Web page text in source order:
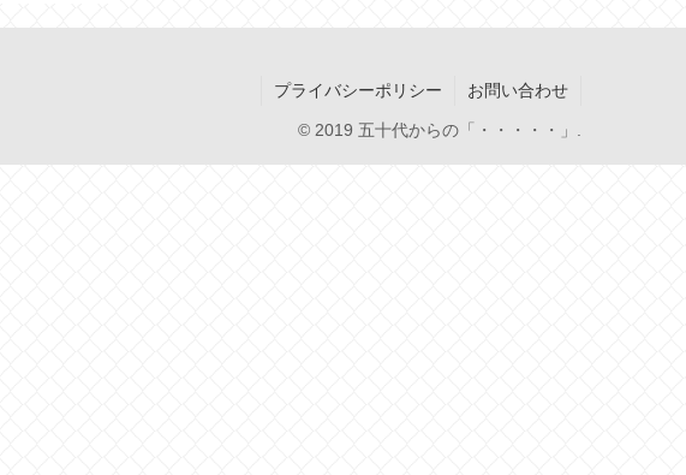
プライバシーポリシー お問い合わせ
© 2019 五十代からの「・・・・・」.